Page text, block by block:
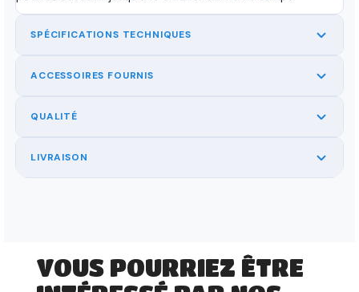
SPÉCIFICATIONS TECHNIQUES
ACCESSOIRES FOURNIS
QUALITÉ
LIVRAISON
VOUS POURRIEZ ÊTRE